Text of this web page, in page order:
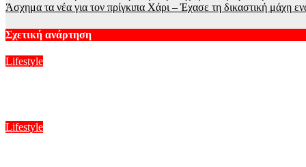
άρθρων
Άσχημα τα νέα για τον πρίγκιπα Χάρι – Έχασε τη δικαστική μάχη
Σχετική ανάρτηση
Lifestyle
Lifestyle